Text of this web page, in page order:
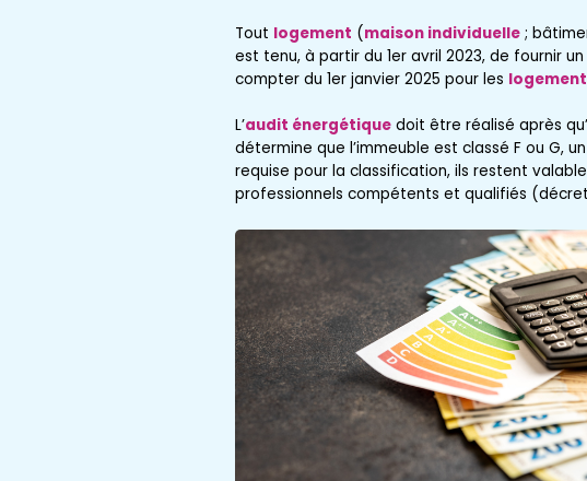
Tout logement (maison individuelle;
est tenu, à partir du 1er avril 2023, de fournir un
compter du 1er janvier 2025 pour les
L’audit énergétiquedoit être réalisé après
détermine que l’immeuble est classé F ou G,
requise pour la classification, ils restent
professionnels compétents et qualifiés